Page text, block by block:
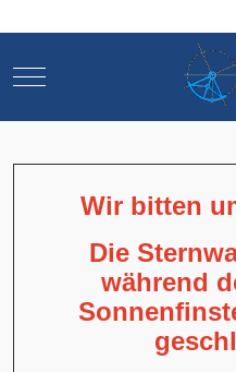
Mobile Menu Toggle
Wir bitten
Die
während